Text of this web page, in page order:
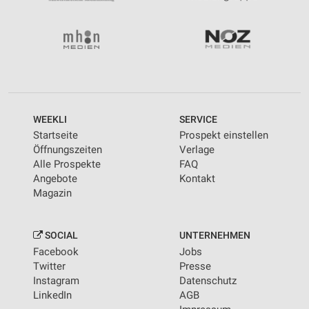
WEEKLI
Startseite
Öffnungszeiten
Alle Prospekte
Angebote
Magazin
SERVICE
Prospekt einstellen
Verlage
FAQ
Kontakt
SOCIAL
Facebook
Twitter
Instagram
LinkedIn
UNTERNEHMEN
Jobs
Presse
Datenschutz
AGB
Messung der Performance von Inhalten
Analyse von Zielgruppen durch Statistiken oder
Kombinationen von Daten aus verschiedenen
Inhalten
IAB-Besonderheiten:
Verwendung genauer Standortdaten
Geräte anhand von aktiv angeforderten
Nicht-IAB-Verarbeitungszwecke:
Notwendig
Performance